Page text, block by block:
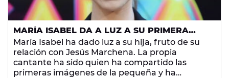
MARÍA ISABEL DA A LUZ A SU PRIMERA
HIJA Y REVELA SU CURIOSO NOMBRE
María Isabel ha dado luz a su hija, fruto de su
relación con Jesús Marchena. La propia
cantante ha sido quien ha compartido las
primeras imágenes de la pequeña y ha